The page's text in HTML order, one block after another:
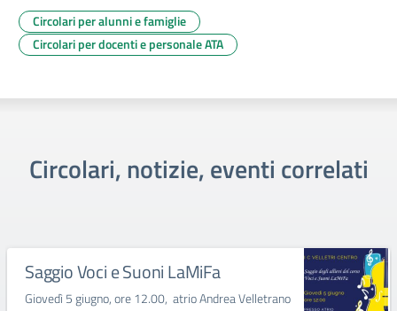
Circolari per alunni e famiglie
Circolari per docenti e personale ATA
Circolari, notizie, eventi correlati
Saggio Voci e Suoni LaMiFa
Giovedì 5 giugno, ore 12.00, atrio Andrea Velletrano